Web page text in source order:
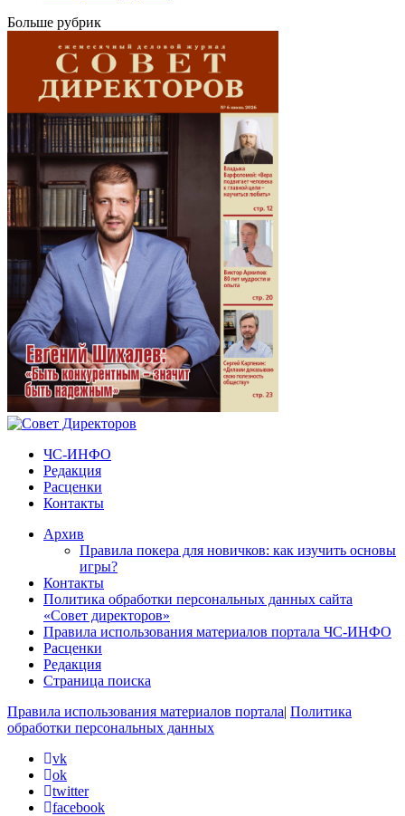
Больше рубрик
ЧС-ИНФО
Редакция
Расценки
Контакты
Архив
Правила покера для новичков: как изучить основы
игры?
Контакты
Политика обработки персональных данных сайта
«Совет директоров»
Правила использования материалов портала ЧС-ИНФО
Расценки
Редакция
Страница поиска
Правила использования материалов портала| Политика
обработки персональных данных
vk
ok
twitter
facebook